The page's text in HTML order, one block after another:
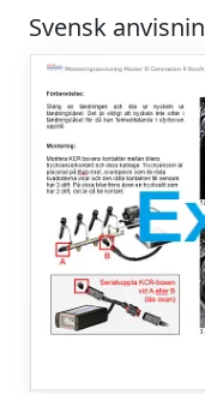
Svensk